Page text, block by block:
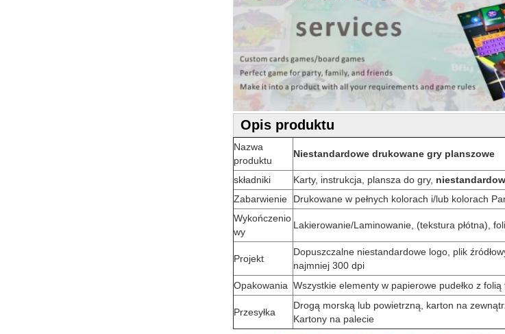
Opis produktu
Nazwa
produktu
Niestandardowe drukowane gry planszowe
składniki Karty, instrukcja, plansza do gry,
Zabarwienie
Drukowane w pełnych kolorach i/lub kolorach
Wykończenio
wy
Lakierowanie/Laminowanie, (tekstura płótna),
Projekt
Dopuszczalne niestandardowe logo, plik
najmniej 300 dpi
Opakowania Wszystkie elementy w papierowe pudełko z
Przesyłka
Drogą morską lub powietrzną, karton na
Kartony na palecie